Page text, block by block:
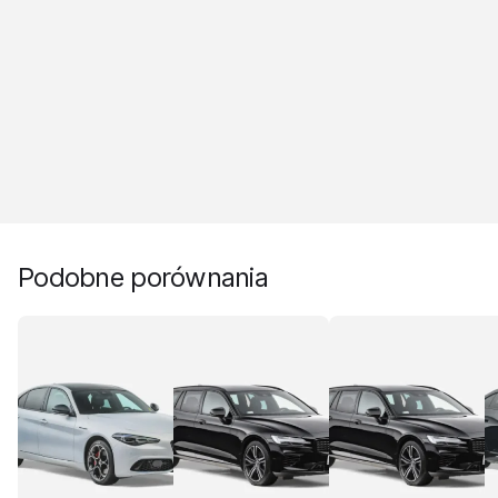
Podobne porównania